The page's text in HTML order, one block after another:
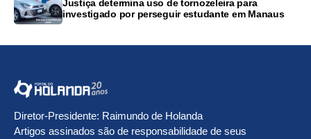
Justiça determina uso de tornozeleira para
investigado por perseguir estudante em Manaus
Diretor-Presidente: Raimundo de Holanda
Artigos assinados são de responsabilidade de seus